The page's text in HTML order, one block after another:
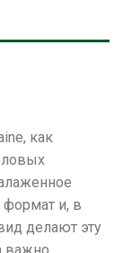
как
формат и, в
делают эту